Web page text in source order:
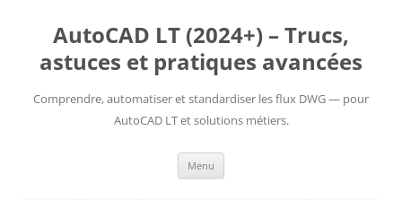
contenuAutoCAD LT (2024+) – Trucs,
astuces et pratiques avancées
Comprendre, automatiser et standardiser les flux DWG — pour
AutoCAD LT et solutions métiers.
Menu